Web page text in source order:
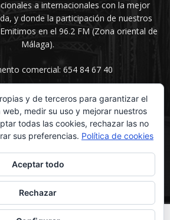
a internacionales con la mejor
y donde la participación de nuestros
en el 96.2 FM (Zona oriental de
Málaga).
comercial: 654 84 67 40
SÍGUENOS
de Marketing en Vélez-Málaga 2026
y de terceros para garantizar el
medir su uso y mejorar nuestros
todas las cookies, rechazar las no
sus preferencias. Política de cookies
Aceptar todo
Rechazar